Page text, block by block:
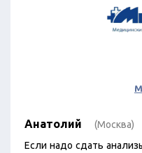
Анатолий (Москва)
Если надо сдать